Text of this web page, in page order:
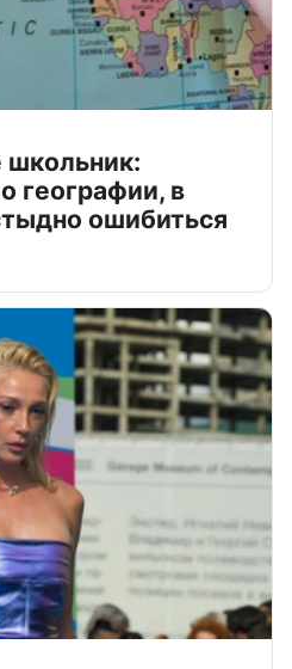
школьник:
географии, в
ошибиться